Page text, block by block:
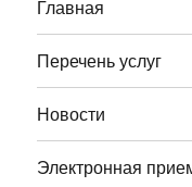
Главная
Перечень услуг
Новости
Электронная